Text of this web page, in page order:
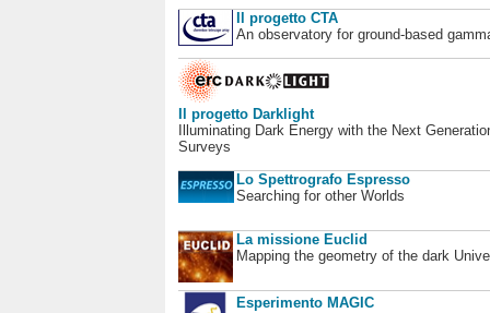
Il progetto CTA
An observatory for ground-based
Il progetto Darklight
Illuminating Dark Energy with the Next
Surveys
Lo Spettrografo Espresso
Searching for other Worlds
La missione Euclid
Mapping the geometry of the dark
Esperimento MAGIC